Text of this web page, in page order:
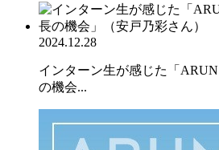
2024.12.28
インターン生が感じた「
の機会...